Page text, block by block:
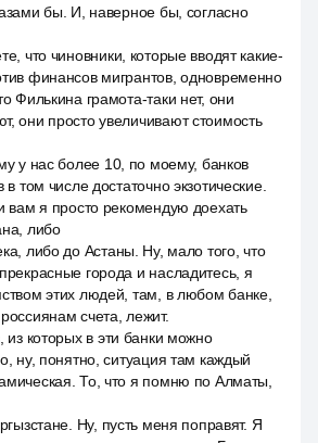
бы. И, наверное бы, согласно
что чиновники, которые вводят какие-
финансов мигрантов, одновременно
Филькина грамота-таки нет, они
они просто увеличивают стоимость
у нас более 10, по моему, банков
том числе достаточно экзотические.
вам я просто рекомендую доехать
либо
либо до Астаны. Ну, мало того, что
города и насладитесь, я
этих людей, там, в любом банке,
счета, лежит.
из которых в эти банки можно
ну, понятно, ситуация там каждый
То, что я помню по Алматы,
Ну, пусть меня поправят. Я